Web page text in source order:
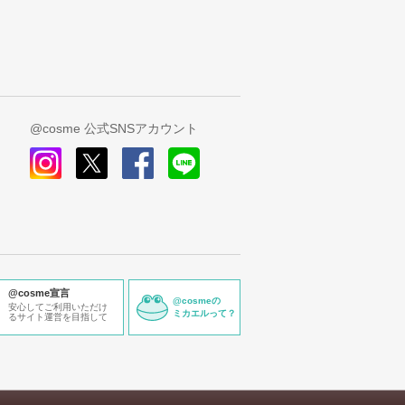
@cosme 公式SNSアカウント
@cosme宣言
安心してご利用いただけ
るサイト運営を目指して
@cosmeの
ミカエルって？